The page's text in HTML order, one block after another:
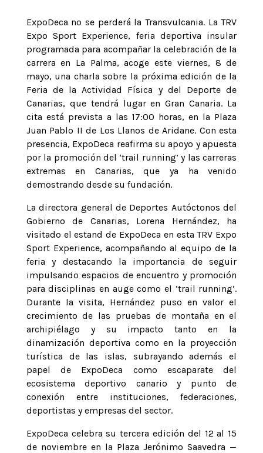
ExpoDeca no se perderá la Transvulcania. La TRV
Expo Sport Experience, feria deportiva insular
programada para acompañar la celebración de la
carrera en La Palma, acoge este viernes, 8 de
mayo, una charla sobre la próxima edición de la
Feria de la Actividad Física y del Deporte de
Canarias, que tendrá lugar en Gran Canaria. La
cita está prevista a las 17:00 horas, en la Plaza
Juan Pablo II de Los Llanos de Aridane. Con esta
presencia, ExpoDeca reafirma su apoyo y apuesta
por la promoción del ‘trail running’ y las carreras
extremas en Canarias, que ya ha venido
demostrando desde su fundación.
La directora general de Deportes Autóctonos del
Gobierno de Canarias, Lorena Hernández, ha
visitado el estand de ExpoDeca en esta TRV Expo
Sport Experience, acompañando al equipo de la
feria y destacando la importancia de seguir
impulsando espacios de encuentro y promoción
para disciplinas en auge como el ‘trail running’.
Durante la visita, Hernández puso en valor el
crecimiento de las pruebas de montaña en el
archipiélago y su impacto tanto en la
dinamización deportiva como en la proyección
turística de las islas, subrayando además el
papel de ExpoDeca como escaparate del
ecosistema deportivo canario y punto de
conexión entre instituciones, federaciones,
deportistas y empresas del sector.
ExpoDeca celebra su tercera edición del 12 al 15
de noviembre en la Plaza Jerónimo Saavedra —